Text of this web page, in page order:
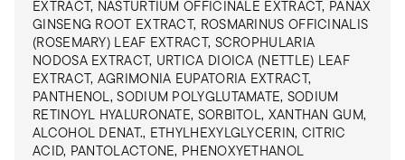
EXTRACT, NASTURTIUM OFFICINALE EXTRACT, PANAX
GINSENG ROOT EXTRACT, ROSMARINUS OFFICINALIS
(ROSEMARY) LEAF EXTRACT, SCROPHULARIA
NODOSA EXTRACT, URTICA DIOICA (NETTLE) LEAF
EXTRACT, AGRIMONIA EUPATORIA EXTRACT,
PANTHENOL, SODIUM POLYGLUTAMATE, SODIUM
RETINOYL HYALURONATE, SORBITOL, XANTHAN GUM,
ALCOHOL DENAT., ETHYLHEXYLGLYCERIN, CITRIC
ACID, PANTOLACTONE, PHENOXYETHANOL